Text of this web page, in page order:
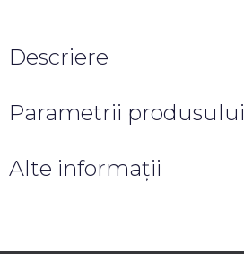
Descriere
Parametrii produsului
Alte informații